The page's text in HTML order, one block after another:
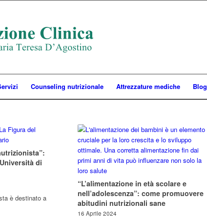
Counseling nutrizionale Attrezzature mediche Blog
di
è destinato a
“L’alimentazione in età scolare e
nell’adolescenza”: come promuovere
abitudini nutrizionali sane
16 Aprile 2024